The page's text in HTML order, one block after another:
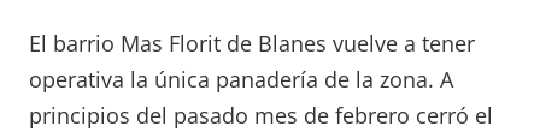
El barrio Mas Florit de Blanes vuelve a tener
operativa la única panadería de la zona. A
principios del pasado mes de febrero cerró el